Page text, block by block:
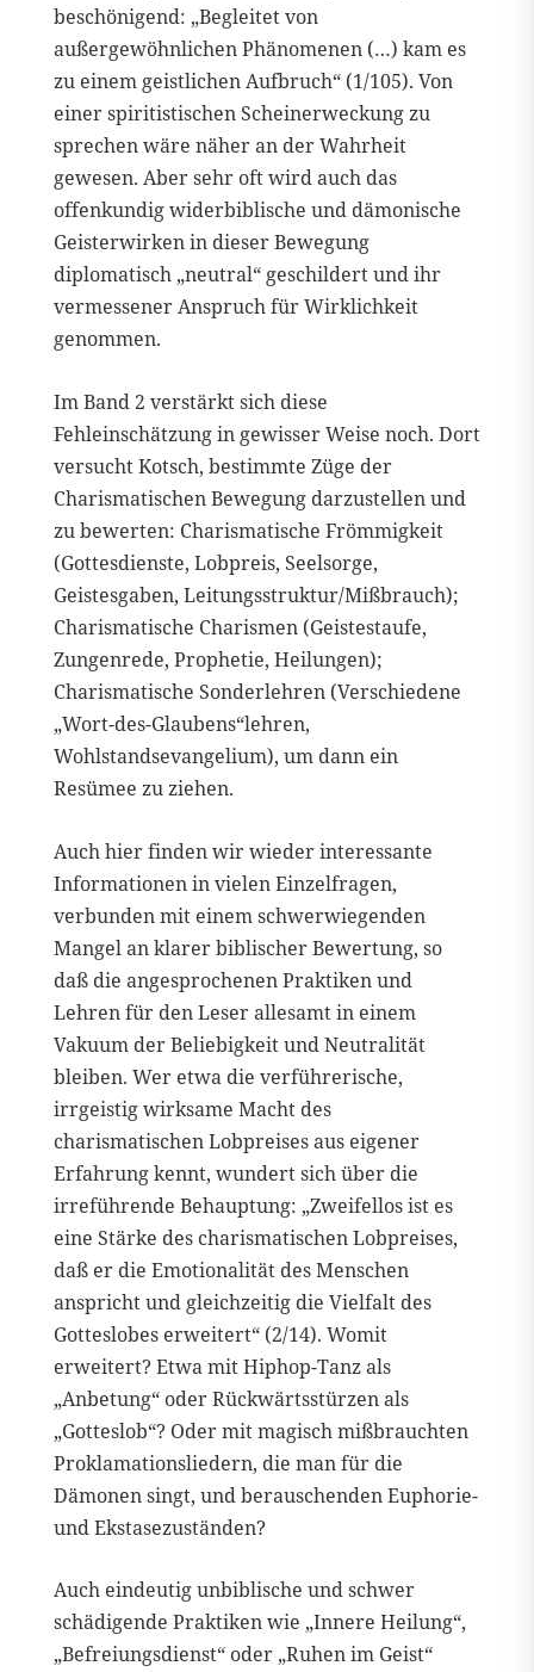
beschönigend: „Begleitet von
außergewöhnlichen Phänomenen (…) kam es
zu einem geistlichen Aufbruch“ (1/105). Von
einer spiritistischen Scheinerweckung zu
sprechen wäre näher an der Wahrheit
gewesen. Aber sehr oft wird auch das
offenkundig widerbiblische und dämonische
Geisterwirken in dieser Bewegung
diplomatisch „neutral“ geschildert und ihr
vermessener Anspruch für Wirklichkeit
genommen.
Im Band 2 verstärkt sich diese
Fehleinschätzung in gewisser Weise noch. Dort
versucht Kotsch, bestimmte Züge der
Charismatischen Bewegung darzustellen und
zu bewerten: Charismatische Frömmigkeit
(Gottesdienste, Lobpreis, Seelsorge,
Geistesgaben, Leitungsstruktur/Mißbrauch);
Charismatische Charismen (Geistestaufe,
Zungenrede, Prophetie, Heilungen);
Charismatische Sonderlehren (Verschiedene
„Wort-des-Glaubens“lehren,
Wohlstandsevangelium), um dann ein
Resümee zu ziehen.
Auch hier finden wir wieder interessante
Informationen in vielen Einzelfragen,
verbunden mit einem schwerwiegenden
Mangel an klarer biblischer Bewertung, so
daß die angesprochenen Praktiken und
Lehren für den Leser allesamt in einem
Vakuum der Beliebigkeit und Neutralität
bleiben. Wer etwa die verführerische,
irrgeistig wirksame Macht des
charismatischen Lobpreises aus eigener
Erfahrung kennt, wundert sich über die
irreführende Behauptung: „Zweifellos ist es
eine Stärke des charismatischen Lobpreises,
daß er die Emotionalität des Menschen
anspricht und gleichzeitig die Vielfalt des
Gotteslobes erweitert“ (2/14). Womit
erweitert? Etwa mit Hiphop-Tanz als
„Anbetung“ oder Rückwärtsstürzen als
„Gotteslob“? Oder mit magisch mißbrauchten
Proklamationsliedern, die man für die
Dämonen singt, und berauschenden Euphorie-
und Ekstasezuständen?
Auch eindeutig unbiblische und schwer
schädigende Praktiken wie „Innere Heilung“,
„Befreiungsdienst“ oder „Ruhen im Geist“